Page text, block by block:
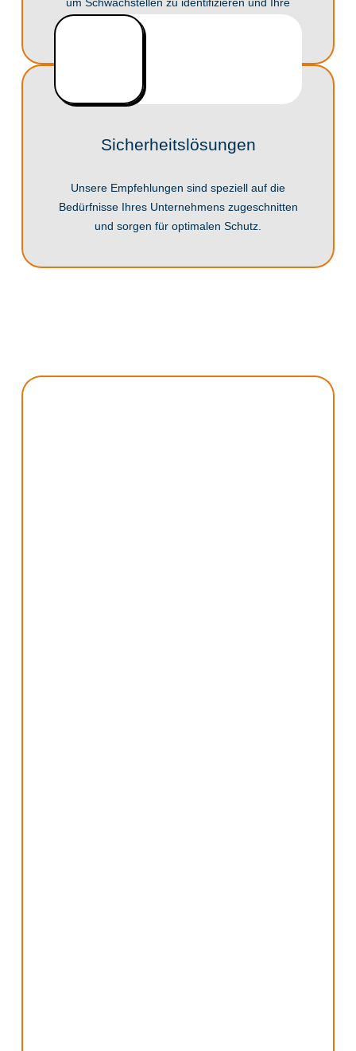
um Schwachstellen zu identifizieren und Ihre
Sicherheitsmaßnahmen zu verbessern.
Sicherheitslösungen
Unsere Empfehlungen sind speziell auf die
Bedürfnisse Ihres Unternehmens zugeschnitten
und sorgen für optimalen Schutz.